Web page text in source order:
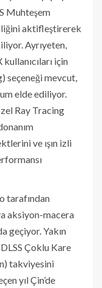
Muhteşem
aktifleştirerek
Ayrıyeten,
için
seçeneği mevcut,
elde ediliyor.
Ray Tracing
ve ışın izli
tarafından
aksiyon-macera
geçiyor. Yakın
Çoklu Kare
takviyesini
yıl Çin’de